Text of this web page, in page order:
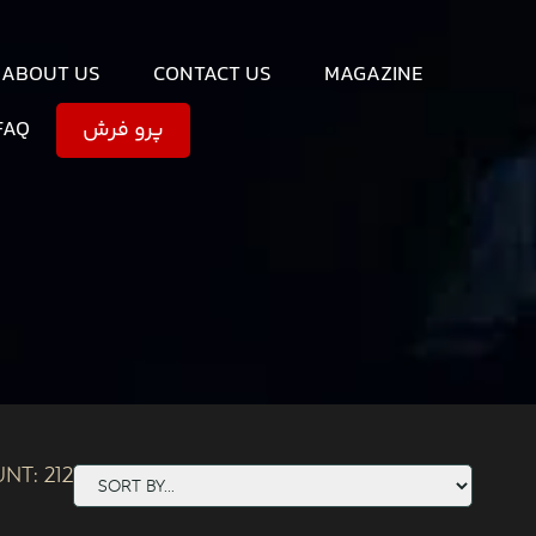
ABOUT US CONTACT US
MAGAZINE
پرو فرش
212